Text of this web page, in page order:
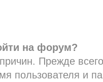
на форум?
Прежде
пользователя и